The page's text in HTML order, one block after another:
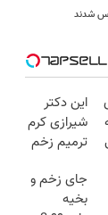
شدند
این دکتر
شیرازی کرم
ترمیم زخم
ساخت!!!
جای زخم و
بخیه